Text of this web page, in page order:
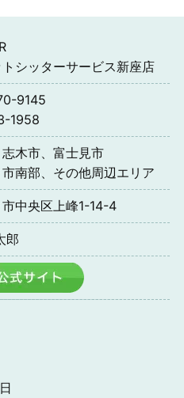
シッターサービス新座店
9145
1958
木市、富士見市
南部、その他周辺エリア
市中央区上峰1-14-4
郎